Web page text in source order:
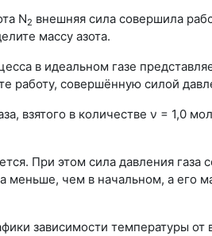
N2 внешняя сила совершила
массу азота.
в идеальном газе
работу, совершённую силой
взятого в количестве ν = 1,0
При этом сила давления газа
меньше, чем в начальном, а его
зависимости температуры